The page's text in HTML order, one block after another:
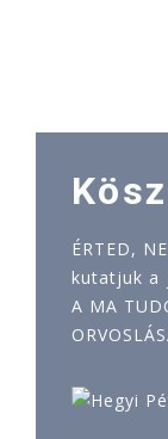
ÉRTED,
kutatjuk a
A MA